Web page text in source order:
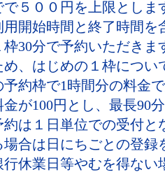
で５００円を上限としま
用開始時間と終了時間を
枠30分で予約いただき
め、はじめの１枠につい
予約枠で1時間分の料金
金が100円とし、最長90
約は１日単位での受付と
場合は日にちごとの登録
行休業日等やむを得ない